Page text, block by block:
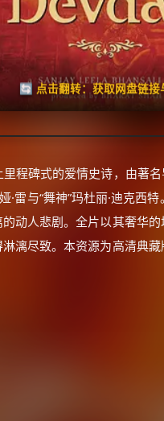
🔄 点击翻转：获取网盘链接
失效请
🧧️
天天领红包
程碑式的爱情史诗，由著
·雷与“舞神”玛杜丽·迪克西
动人悲剧。全片以其奢华
漓尽致。本资源为高清典